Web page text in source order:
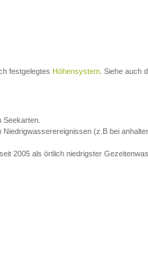
festgelegtes Höhensystem . Siehe auch
Seekarten.
(z.B bei
2005 als örtlich niedrigster